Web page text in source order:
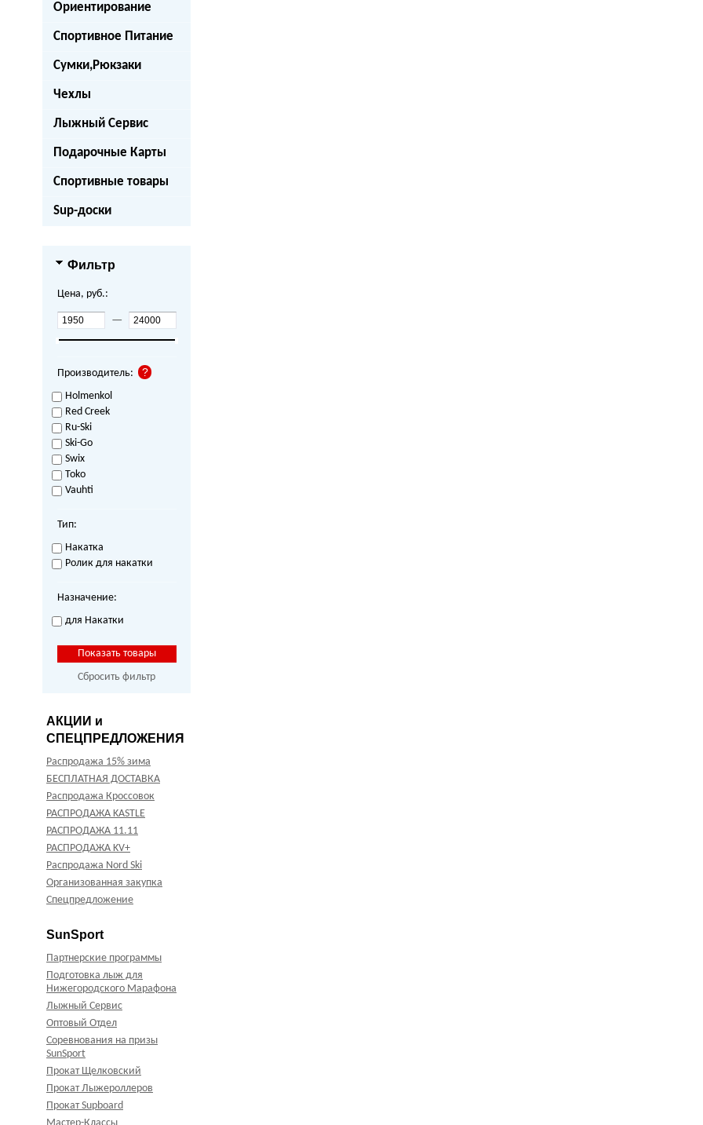
Ориентирование
Спортивное Питание
Сумки,Рюкзаки
Чехлы
Лыжный Сервис
Подарочные Карты
Спортивные товары
Sup-доски
Фильтр
Цена, руб.:
—
Производитель:
Holmenkol
Red Creek
Ru-Ski
Ski-Go
Swix
Toko
Vauhti
Тип:
Накатка
Ролик для накатки
Назначение:
для Накатки
Сбросить фильтр
АКЦИИ и
СПЕЦПРЕДЛОЖЕНИЯ
Распродажа 15% зима
БЕСПЛАТНАЯ ДОСТАВКА
Распродажа Кроссовок
РАСПРОДАЖА KASTLE
РАСПРОДАЖА 11.11
РАСПРОДАЖА KV+
Распродажа Nord Ski
Организованная закупка
Спецпредложение
SunSport
Партнерские программы
Подготовка лыж для
Нижегородского Марафона
Лыжный Сервис
Оптовый Отдел
Соревнования на призы
SunSport
Прокат Щелковский
Прокат Лыжероллеров
Прокат Supboard